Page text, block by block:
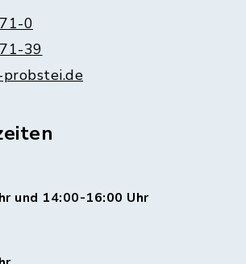
0
39
und 14:00-16:00 Uhr